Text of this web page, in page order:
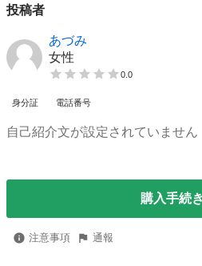
投稿者
あづみ
女性
0.0
身分証 電話番号
自己紹介文が設定されていません
購入手続
注意事項 通報